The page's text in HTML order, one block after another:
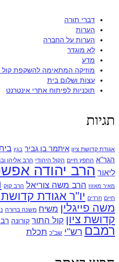
דברי תורה
הערות
הערות על החברה
לא מוגדר
מוזיקה המתאימה להשקפת קול התור
עצות ושלום בית
תוכניות לפיתוח אתרי אינטרנט
ציון איתמר בן גביר בגץ בית
החפץ חיים הקול היהודי הרב אליהו ובר הרב
הרב יהודה אפשטיין
הרב משה צוריאל הרב קוק הר
יו"ר אגודת קדושת ציון
משיח משנה ברורה נס
ציון קול התור קורונה רב יוסף
רש"י שב"כ תכלת